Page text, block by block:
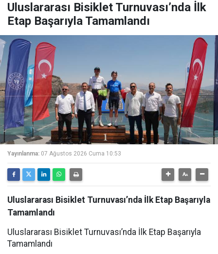
Uluslararası Bisiklet Turnuvası’nda İlk
Etap Başarıyla Tamamlandı
Yayınlanma: 07 Ağustos 2026 Cuma 10:53
Uluslararası Bisiklet Turnuvası’nda İlk Etap Başarıyla
Tamamlandı
Uluslararası Bisiklet Turnuvası’nda İlk Etap Başarıyla
Tamamlandı